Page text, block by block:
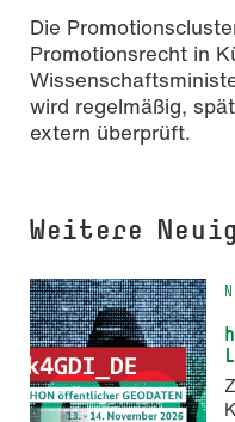
Die
Promotionsrecht in
wird regelmäßig,
extern überprüft.
Weitere